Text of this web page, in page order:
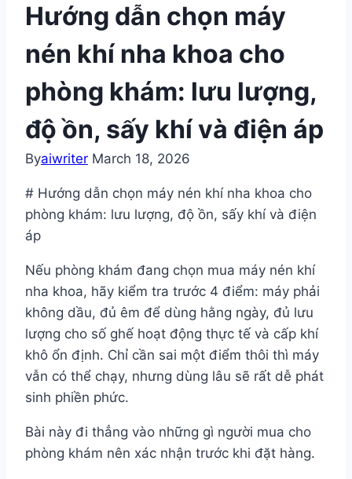
Hướng dẫn chọn máy
nén khí nha khoa cho
phòng khám: lưu lượng,
độ ồn, sấy khí và điện áp
Byaiwriter March 18, 2026
# Hướng dẫn chọn máy nén khí nha khoa cho
phòng khám: lưu lượng, độ ồn, sấy khí và điện
áp
Nếu phòng khám đang chọn mua máy nén khí
nha khoa, hãy kiểm tra trước 4 điểm: máy phải
không dầu, đủ êm để dùng hằng ngày, đủ lưu
lượng cho số ghế hoạt động thực tế và cấp khí
khô ổn định. Chỉ cần sai một điểm thôi thì máy
vẫn có thể chạy, nhưng dùng lâu sẽ rất dễ phát
sinh phiền phức.
Bài này đi thẳng vào những gì người mua cho
phòng khám nên xác nhận trước khi đặt hàng.